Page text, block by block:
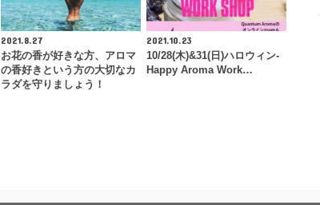
2021.8.27
お花の香が好きな方、アロマ
の香好きという方の大切なカ
ラダを守りましょう！
2021.10.23
10/28(木)&31(日)ハロウィン-
Happy Aroma Work…